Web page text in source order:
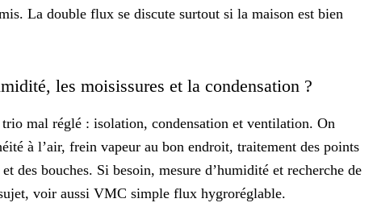
La double flux se discute surtout si la maison est bien
les moisissures et la condensation ?
mal réglé : isolation, condensation et ventilation. On
à l’air, frein vapeur au bon endroit, traitement des points
des bouches. Si besoin, mesure d’humidité et recherche de
voir aussi VMC simple flux hygroréglable.